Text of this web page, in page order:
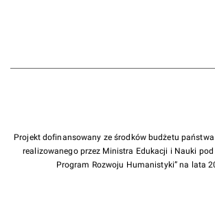
Projekt dofinansowany ze środków budżetu
realizowanego przez Ministra Edukacji i Nauki
Program Rozwoju Humanistyki” na lata